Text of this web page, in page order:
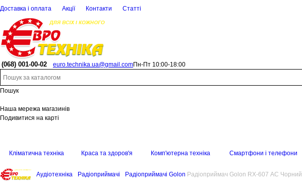
Доставка і оплата Акції Контакти Статті
(068) 001-00-02 euro.technika.ua@gmail.comПн-Пт 10:00-18:00
Пошук
Наша мережа магазинів
Подивитися на карті
Кліматична техніка Краса та здоров'я Комп'ютерна техніка Смартфони і телефони
Аудіотехніка Радіоприймачі Радіоприймачі Golon Радіоприймач Golon RX-607 AC Чорний